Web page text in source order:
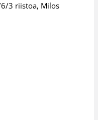
3 riistoa, Milos